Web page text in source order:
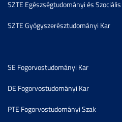
SZTE Egészségtudományi és
SZTE Gyógyszerésztudományi Kar
SE Fogorvostudományi Kar
DE Fogorvostudományi Kar
PTE Fogorvostudományi Szak